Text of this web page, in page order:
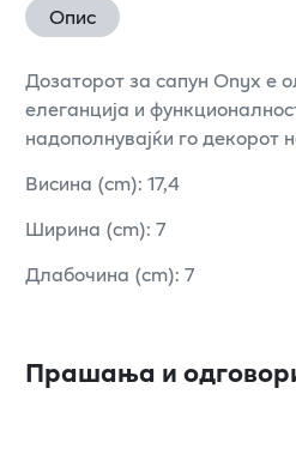
Опис
Дозаторот за сапун Onyx е
елеганција и
надополнувајќи го декорот
Висина (cm): 17,4
Ширина (cm): 7
Длабочина (cm): 7
Прашања и